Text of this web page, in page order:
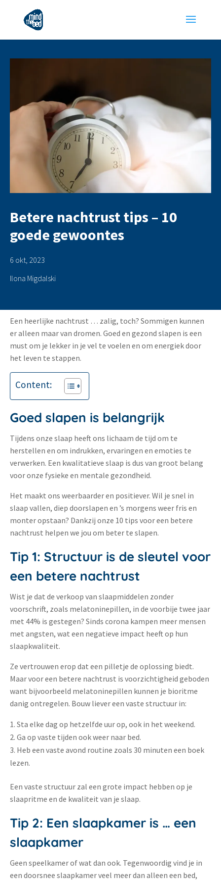
Betere nachtrust tips – 10
goede gewoontes
6 okt, 2023
Ilona Migdalski
Een heerlijke nachtrust … zalig, toch? Sommigen kunnen
er alleen maar van dromen. Goed en gezond slapen is een
must om je lekker in je vel te voelen en om energiek door
het leven te stappen.
Content:
Goed slapen is belangrijk
Tijdens onze slaap heeft ons lichaam de tijd om te
herstellen en om indrukken, ervaringen en emoties te
verwerken. Een kwalitatieve slaap is dus van groot belang
voor onze fysieke en mentale gezondheid.
Het maakt ons weerbaarder en positiever. Wil je snel in
slaap vallen, diep doorslapen en ’s morgens weer fris en
monter opstaan? Dankzij onze 10 tips voor een betere
nachtrust helpen we jou om beter te slapen.
Tip 1: Structuur is de sleutel voor
een betere nachtrust
Wist je dat de verkoop van slaapmiddelen zonder
voorschrift, zoals melatoninepillen, in de voorbije twee jaar
met 44% is gestegen? Sinds corona kampen meer mensen
met angsten, wat een negatieve impact heeft op hun
slaapkwaliteit.
Ze vertrouwen erop dat een pilletje de oplossing biedt.
Maar voor een betere nachtrust is voorzichtigheid geboden
want bijvoorbeeld melatoninepillen kunnen je bioritme
danig ontregelen. Bouw liever een vaste structuur in:
Sta elke dag op hetzelfde uur op, ook in het weekend.
Ga op vaste tijden ook weer naar bed.
Heb een vaste avond routine zoals 30 minuten een boek
lezen.
Een vaste structuur zal een grote impact hebben op je
slaapritme en de kwaliteit van je slaap.
Tip 2: Een slaapkamer is … een
slaapkamer
Geen speelkamer of wat dan ook. Tegenwoordig vind je in
een doorsnee slaapkamer veel meer dan alleen een bed,